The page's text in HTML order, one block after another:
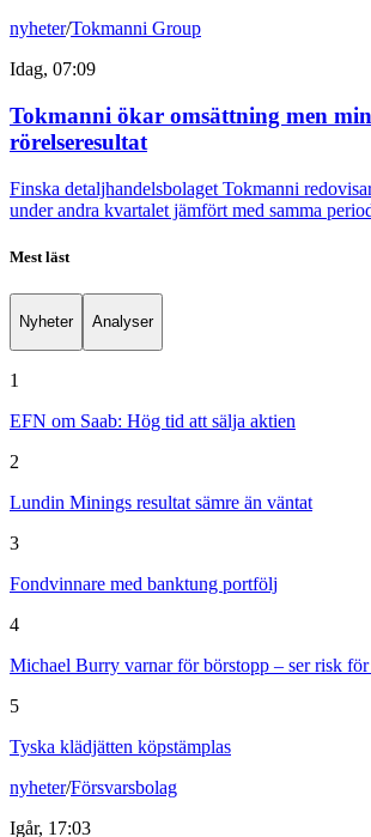
nyheter/Tokmanni Group
Idag, 07:09
Tokmanni ökar omsättning men
rörelseresultat
Finska detaljhandelsbolaget Tokmanni
under andra kvartalet jämfört med samma
Mest läst
Nyheter Analyser
1
EFN om Saab: Hög tid att sälja aktien
2
Lundin Minings resultat sämre än väntat
3
Fondvinnare med banktung portfölj
4
Michael Burry varnar för börstopp – ser risk för
5
Tyska klädjätten köpstämplas
nyheter/Försvarsbolag
Igår, 17:03